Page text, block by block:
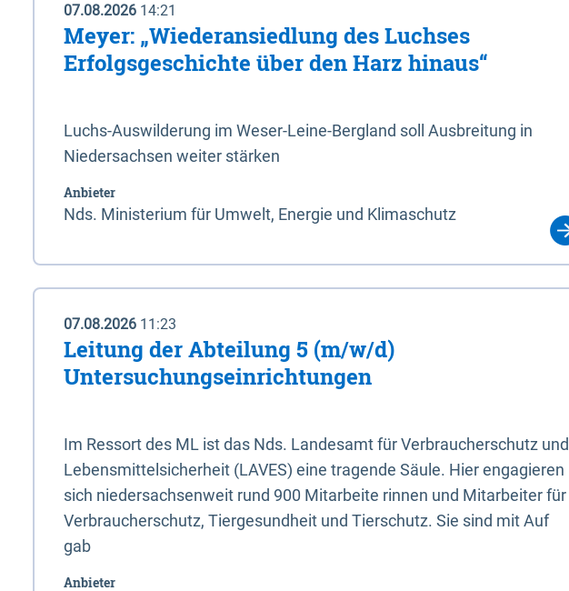
07.08.2026 14:21
Meyer: „Wiederansiedlung des Luchses
Erfolgsgeschichte über den Harz hinaus“
Luchs-Auswilderung im Weser-Leine-Bergland soll Ausbreitung in
Niedersachsen weiter stärken
Anbieter
Nds. Ministerium für Umwelt, Energie und Klimaschutz
07.08.2026 11:23
Leitung der Abteilung 5 (m/w/d)
Untersuchungseinrichtungen
Im Ressort des ML ist das Nds. Landesamt für Verbraucherschutz und
Lebensmittelsicherheit (LAVES) eine tragende Säule. Hier engagieren
sich niedersachsenweit rund 900 Mitarbeite rinnen und Mitarbeiter für
Verbraucherschutz, Tiergesundheit und Tierschutz. Sie sind mit Auf
gab
Anbieter